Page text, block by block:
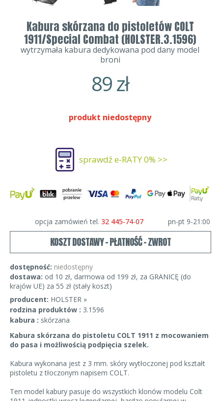
Kabura skórzana do pistoletów COLT
1911/Special Combat (HOLSTER.3.1596)
wytrzymała kabura dedykowana pod dany model
broni
89zł
produkt niedostępny
sprawdź e-RATY 0% >>
opcja zamówień tel. 32 445-74-07 pn-pt 9-21:00
KOSZT DOSTAWY - PŁATNOŚĆ - ZWROT
dostępność: niedostępny
dostawa: od 10 zł, darmowa od 199 zł, za GRANICĘ (do
krajów UE) za 55 zł (stały koszt)
producent: HOLSTER »
rodzina produktów : 3.1596
kabura : skórzana
Kabura skórzana do pistoletu COLT 1911 z mocowaniem
do pasa i możliwością podpięcia szelek.
Kabura wykonana jest z 3 mm. skóry wytłoczonej pod kształt
pistoletu z tłoczonym napisem COLT.
Ten model kabury pasuje do wszystkich klonów modelu Colt